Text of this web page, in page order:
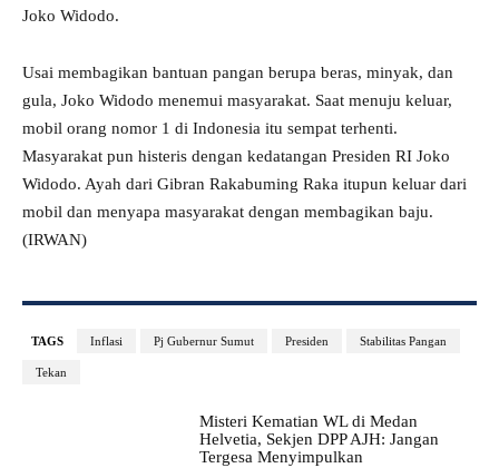
Joko Widodo.
Usai membagikan bantuan pangan berupa beras, minyak, dan
gula, Joko Widodo menemui masyarakat. Saat menuju keluar,
mobil orang nomor 1 di Indonesia itu sempat terhenti.
Masyarakat pun histeris dengan kedatangan Presiden RI Joko
Widodo. Ayah dari Gibran Rakabuming Raka itupun keluar dari
mobil dan menyapa masyarakat dengan membagikan baju.
(IRWAN)
TAGS Inflasi Pj Gubernur Sumut Presiden Stabilitas Pangan
Tekan
Misteri Kematian WL di Medan
Helvetia, Sekjen DPP AJH: Jangan
Tergesa Menyimpulkan